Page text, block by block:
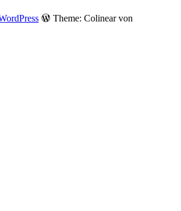
Theme: Colinear von